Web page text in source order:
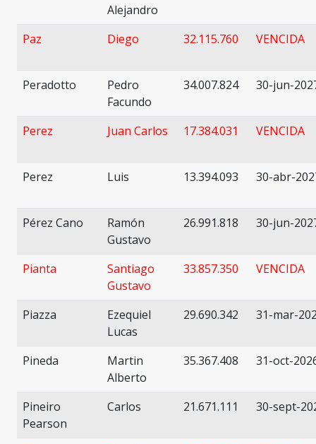
Alejandro
Paz Diego 32.115.760 VENCIDA
Peradotto
Pedro
Facundo
34.007.824 30-jun-
Perez Juan Carlos 17.384.031 VENCIDA
Perez Luis 13.394.093 30-abr-
Pérez Cano
Ramón
Gustavo
26.991.818 30-jun-
Pianta
Santiago
Gustavo
33.857.350 VENCIDA
Piazza
Ezequiel
Lucas
29.690.342 31-mar-
Pineda
Martin
Alberto
35.367.408 31-oct-
Pineiro
Pearson
Carlos 21.671.111 30-sept-